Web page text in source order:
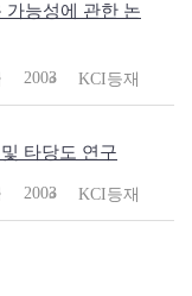
가능성에 관한 논
2003 KCI등재
타당도 연구
2003 KCI등재